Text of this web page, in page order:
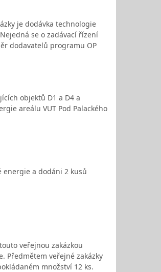
je dodávka technologie
se o zadávací řízení
dodavatelů programu OP
objektů D1 a D4 a
areálu VUT Pod Palackého
energie a dodáni 2 kusů
veřejnou zakázkou
Předmětem veřejné zakázky
množství 12 ks.